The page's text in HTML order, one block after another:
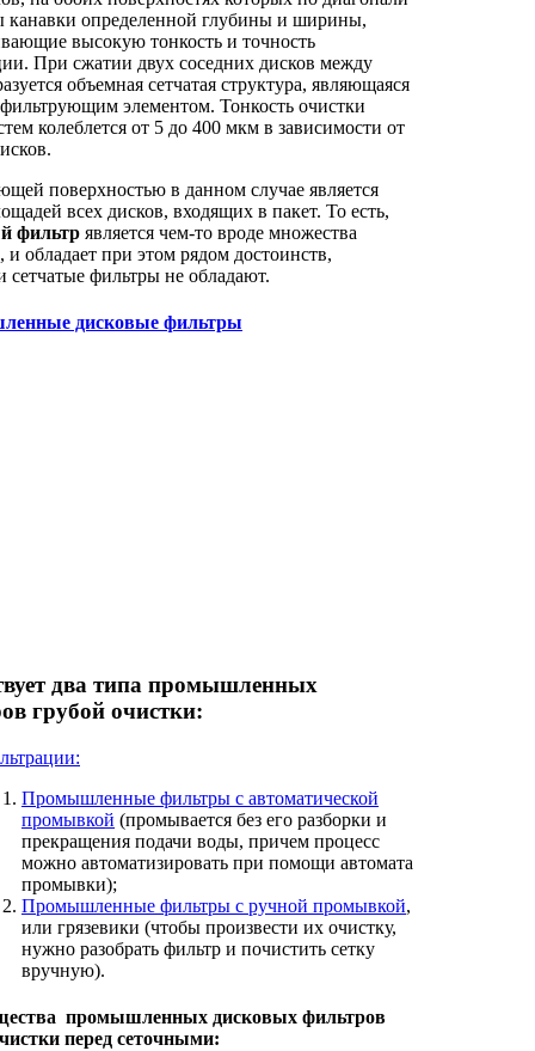
канавки определенной глубины и ширины,
высокую тонкость и точность
При сжатии двух соседних дисков между
объемная сетчатая структура, являющаяся
элементом. Тонкость очистки
колеблется от 5 до 400 мкм в зависимости от
поверхностью в данном случае является
всех дисков, входящих в пакет. То есть,
фильтр является чем-то вроде множества
и обладает при этом рядом достоинств,
сетчатые фильтры не обладают.
дисковые фильтры
два типа промышленных
грубой очистки:
Промышленные фильтры с автоматической
промывкой (промывается без его разборки и
прекращения подачи воды, причем процесс
можно автоматизировать при помощи автомата
промывки);
Промышленные фильтры с ручной промывкой,
или грязевики (чтобы произвести их очистку,
нужно разобрать фильтр и почистить сетку
вручную).
промышленных дисковых фильтров
перед сеточными: